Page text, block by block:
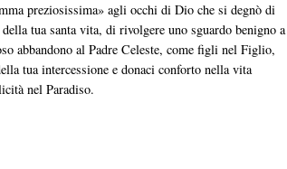
preziosissima» agli occhi di Dio che si degnò di
tua santa vita, di rivolgere uno sguardo benigno a
abbandono al Padre Celeste, come figli nel Figlio,
tua intercessione e donaci conforto nella vita
nel Paradiso.